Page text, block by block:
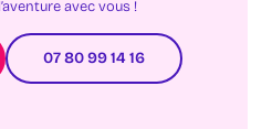
avec vous !
07 80 99 14 16